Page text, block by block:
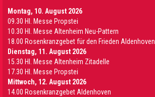
Montag, 10. August 2026
09.30 Hl. Messe Propstei
10.30 Hl. Messe Altenheim Neu-Pattern
18.00 Rosenkranzgebet für den Frieden Aldenhoven
Dienstag, 11. August 2026
15.30 Hl. Messe Altenheim Zitadelle
17.30 Hl. Messe Propstei
Mittwoch, 12. August 2026
14.00 Rosenkranzgebet Aldenhoven